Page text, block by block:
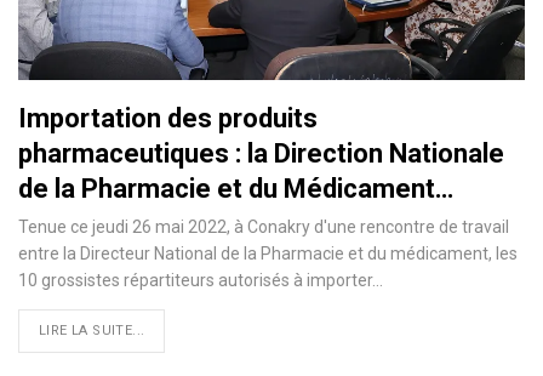
Importation des produits
pharmaceutiques : la Direction Nationale
de la Pharmacie et du Médicament…
Tenue ce jeudi 26 mai 2022, à Conakry d'une rencontre de travail
entre la Directeur National de la Pharmacie et du médicament, les
10 grossistes répartiteurs autorisés à importer…
LIRE LA SUITE...